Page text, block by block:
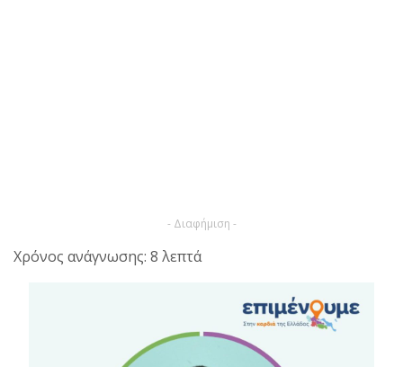
- Διαφήμιση -
Χρόνος ανάγνωσης: 8 λεπτά